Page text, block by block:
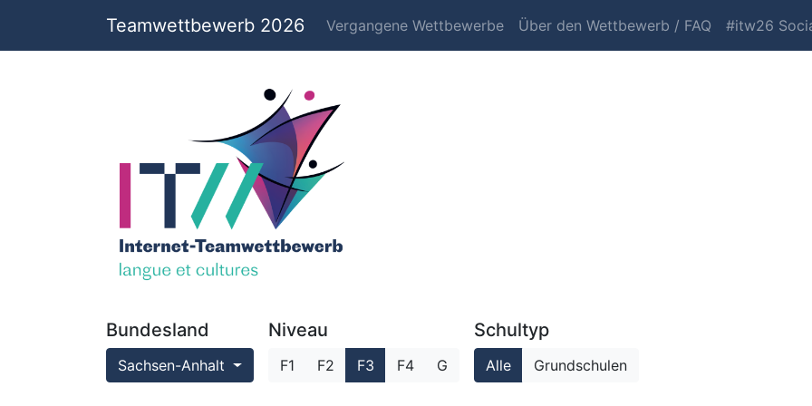
Teamwettbewerb 2026 Vergangene Wettbewerbe Über den Wettbewerb / FAQ #itw26
Bundesland
Sachsen-Anhalt
Niveau
F1 F2 F3 F4 G
Schultyp
Alle Grundschulen